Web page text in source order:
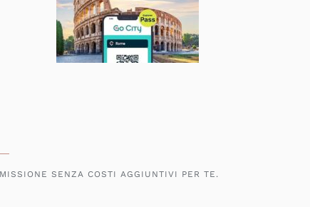
SENZA COSTI AGGIUNTIVI PER TE.